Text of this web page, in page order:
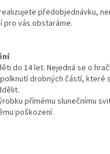
předobjednávku,
pro vás obstaráme.
do 14 let. Nejedná se o
drobných částí, které
přímému slunečnímu
poškození.